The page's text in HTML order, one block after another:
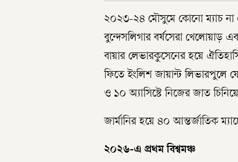
২০২৩-২৪ মৌসুমে কোনো ম্যাচ না
বুন্দেসলিগার বর্ষসেরা খেলোয়াড়
বায়ার লেভারকুসেনের হয়ে
ফিতে ইংলিশ জায়ান্ট লিভারপুলে
ও ১০ অ্যাসিস্টে নিজের জাত
জার্মানির হয়ে ৪০ আন্তর্জাতিক
২০২৬-এ প্রথম বিশ্বমঞ্চ